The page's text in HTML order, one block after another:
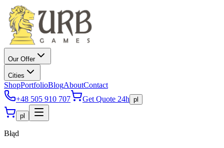
Our Offer
Cities
ShopPortfolioBlogAboutContact
+48 505 910 707
Get Quote 24h pl
pl
Błąd